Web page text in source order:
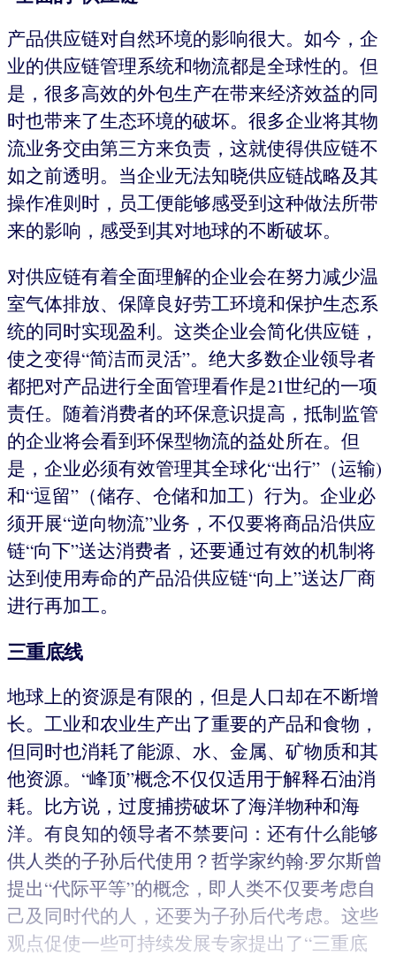
产品供应链对自然环境的影响很大。如今，企
业的供应链管理系统和物流都是全球性的。但
是，很多高效的外包生产在带来经济效益的同
时也带来了生态环境的破坏。很多企业将其物
流业务交由第三方来负责，这就使得供应链不
如之前透明。当企业无法知晓供应链战略及其
操作准则时，员工便能够感受到这种做法所带
来的影响，感受到其对地球的不断破坏。
对供应链有着全面理解的企业会在努力减少温
室气体排放、保障良好劳工环境和保护生态系
统的同时实现盈利。这类企业会简化供应链，
使之变得“简洁而灵活”。绝大多数企业领导者
都把对产品进行全面管理看作是21世纪的一项
责任。随着消费者的环保意识提高，抵制监管
的企业将会看到环保型物流的益处所在。但
是，企业必须有效管理其全球化“出行”（运输)
和“逗留”（储存、仓储和加工）行为。企业必
须开展“逆向物流”业务，不仅要将商品沿供应
链“向下”送达消费者，还要通过有效的机制将
达到使用寿命的产品沿供应链“向上”送达厂商
进行再加工。
三重底线
地球上的资源是有限的，但是人口却在不断增
长。工业和农业生产出了重要的产品和食物，
但同时也消耗了能源、水、金属、矿物质和其
他资源。“峰顶”概念不仅仅适用于解释石油消
耗。比方说，过度捕捞破坏了海洋物种和海
洋。有良知的领导者不禁要问：还有什么能够
供人类的子孙后代使用？哲学家约翰·罗尔斯曾
提出“代际平等”的概念，即人类不仅要考虑自
己及同时代的人，还要为子孙后代考虑。这些
观点促使一些可持续发展专家提出了“三重底